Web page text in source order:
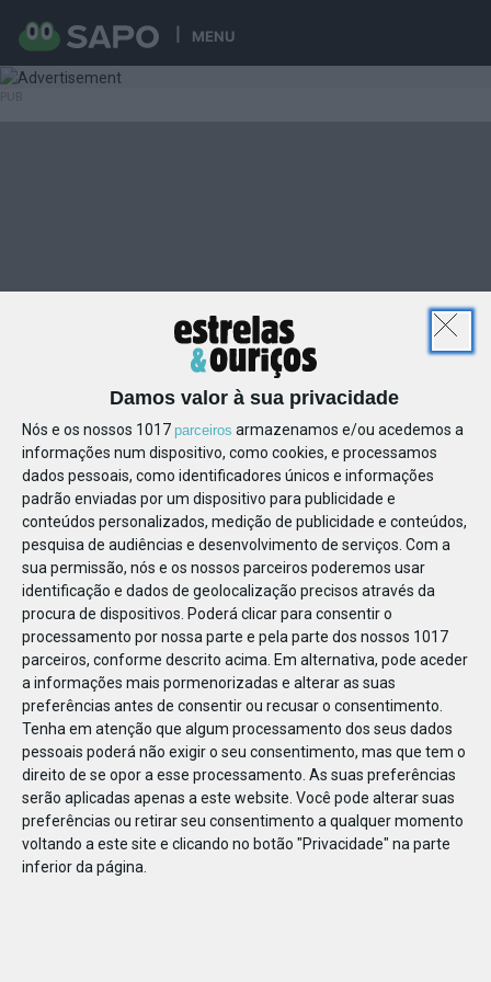
MENU
Damos valor à sua privacidade
Nós e os nossos 1017 parceiros armazenamos e/ou acedemos a
informações num dispositivo, como cookies, e processamos
dados pessoais, como identificadores únicos e informações
padrão enviadas por um dispositivo para publicidade e
conteúdos personalizados, medição de publicidade e conteúdos,
pesquisa de audiências e desenvolvimento de serviços. Com a
sua permissão, nós e os nossos parceiros poderemos usar
identificação e dados de geolocalização precisos através da
procura de dispositivos. Poderá clicar para consentir o
processamento por nossa parte e pela parte dos nossos 1017
parceiros, conforme descrito acima. Em alternativa, pode aceder
a informações mais pormenorizadas e alterar as suas
preferências antes de consentir ou recusar o consentimento.
Tenha em atenção que algum processamento dos seus dados
pessoais poderá não exigir o seu consentimento, mas que tem o
direito de se opor a esse processamento. As suas preferências
serão aplicadas apenas a este website. Você pode alterar suas
preferências ou retirar seu consentimento a qualquer momento
voltando a este site e clicando no botão "Privacidade" na parte
inferior da página.
246751116922494